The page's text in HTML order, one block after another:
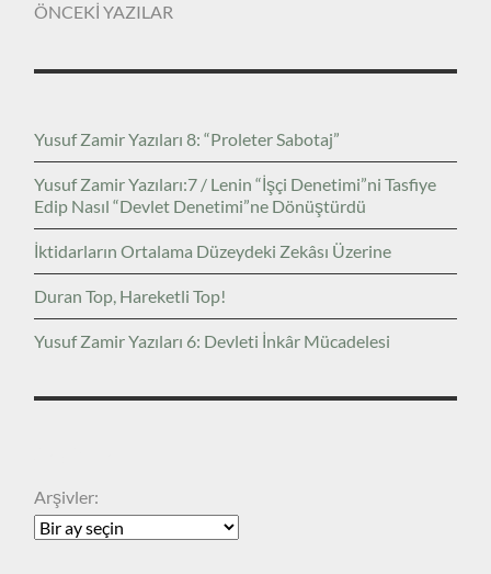
ÖNCEKİ YAZILAR
Yusuf Zamir Yazıları 8: “Proleter Sabotaj”
Yusuf Zamir Yazıları:7 / Lenin “İşçi Denetimi”ni Tasfiye
Edip Nasıl “Devlet Denetimi”ne Dönüştürdü
İktidarların Ortalama Düzeydeki Zekâsı Üzerine
Duran Top, Hareketli Top!
Yusuf Zamir Yazıları 6: Devleti İnkâr Mücadelesi
Arşivler: